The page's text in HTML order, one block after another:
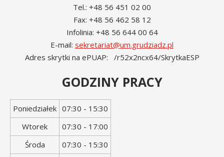
Tel.: +48 56 451 02 00
Fax: +48 56 462 58 12
Infolinia: +48 56 644 00 64
E-mail: sekretariat@um.grudziadz.pl
Adres skrytki na ePUAP: /r52x2ncx64/SkrytkaESP
GODZINY PRACY
Dzień
tygodnia
Godziny
otwarcia
Poniedziałek 07:30 - 15:30
Wtorek
07:30 - 17:00
Środa
07:30 - 15:30